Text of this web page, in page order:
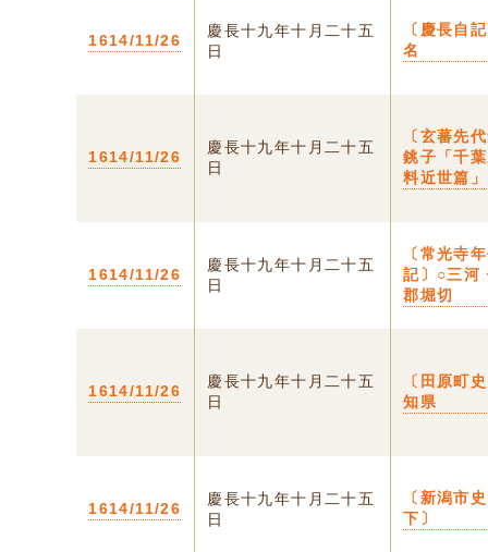
1614/11/26
慶長十九年十月二十五
日
〔慶長自
名
1614/11/26
慶長十九年十月二十五
日
〔玄蕃先
銚子「千
料近世篇」
1614/11/26
慶長十九年十月二十五
日
〔常光寺
記〕○三河
郡堀切
1614/11/26
慶長十九年十月二十五
日
〔田原町
知県
1614/11/26
慶長十九年十月二十五
日
〔新潟
下〕